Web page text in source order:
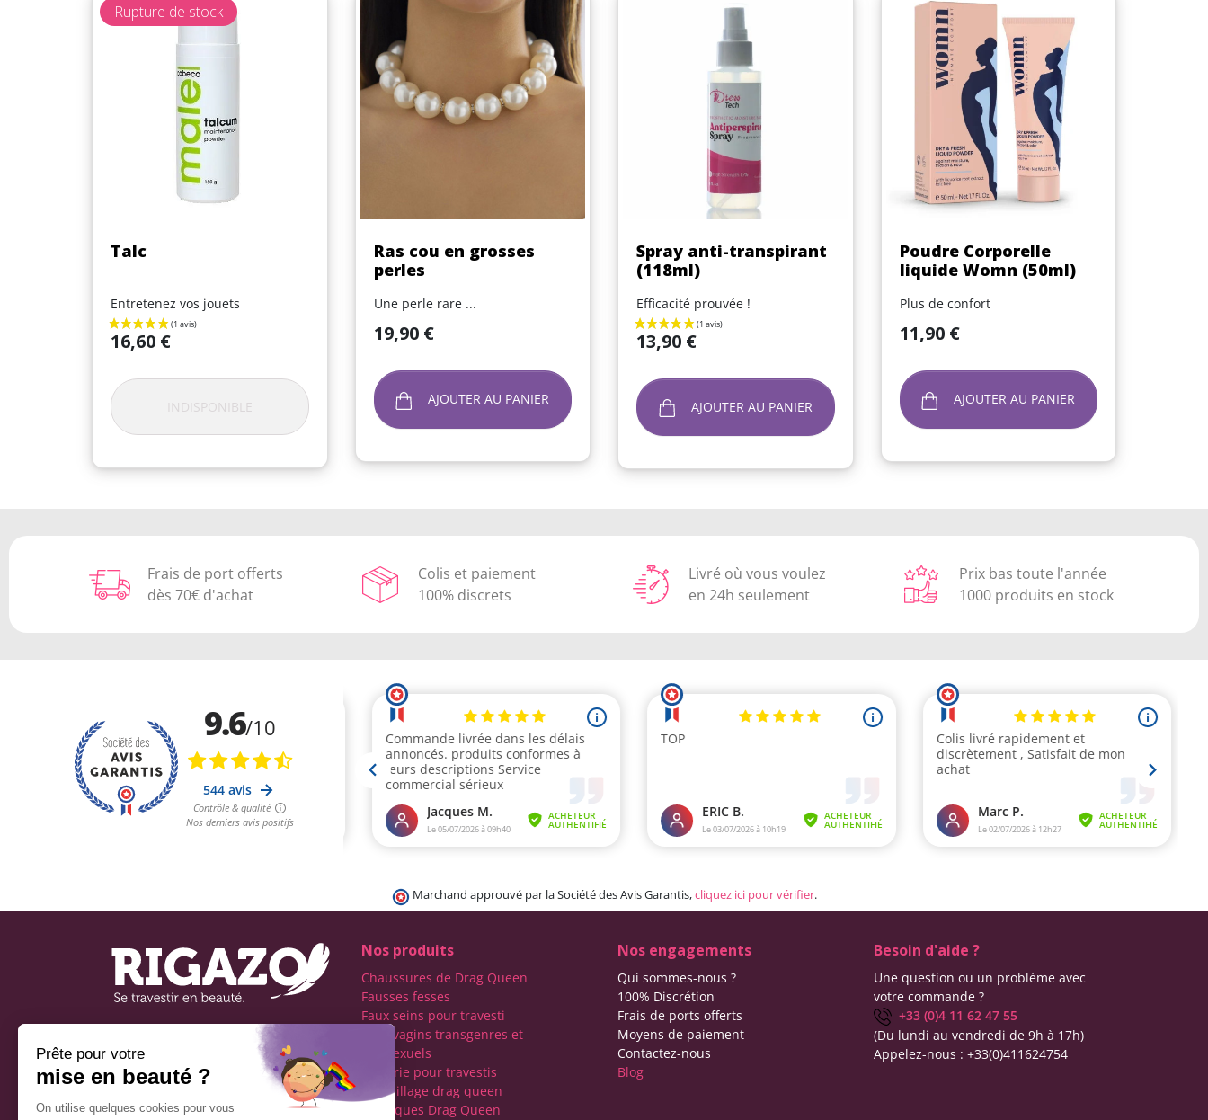
Talc
Entretenez vos jouets
Prix
16,60 €
INDISPONIBLE
Rupture de stock
Ras cou en grosses
perles
Une perle rare ...
Prix
19,90 €
AJOUTER AU PANIER
Aperçu rapide
Spray anti-transpirant
(118ml)
Efficacité prouvée !
Prix
13,90 €
AJOUTER AU PANIER
Aperçu rapide
Poudre Corporelle
liquide Womn (50ml)
Plus de confort
Prix
11,90 €
AJOUTER AU PANIER
Frais de port offerts
dès 70€ d'achat
Colis et paiement
100% discrets
Livré où vous voulez
en 24h seulement
Prix bas toute l'année
1000 produits en stock
Marchand approuvé par la Société des Avis Garantis,cliquez ici pour vérifier.
française spécialisée dans
le travestissement de
Nos produits
Chaussures de Drag Queen
Fausses fesses
Faux seins pour travesti
Faux vagins transgenres et
transexuels
Lingerie pour travestis
Maquillage drag queen
Perruques Drag Queen
Nos engagements
Qui sommes-nous ?
100% Discrétion
Frais de ports offerts
Moyens de paiement
Contactez-nous
Blog
Besoin d'aide ?
Une question ou un problème avec
votre commande ?
+33 (0)4 11 62 47 55
(Du lundi au vendredi de 9h à 17h)
Appelez-nous : +33(0)411624754